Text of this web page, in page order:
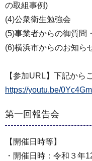
の取組事例)
(4)公衆衛生勉強会
(5)事業者からの御質問
(6)横浜市からのお知ら
【参加URL】下記から
https://youtu.be/
第一回報告会
【開催日時等】
・開催日時：令和３年